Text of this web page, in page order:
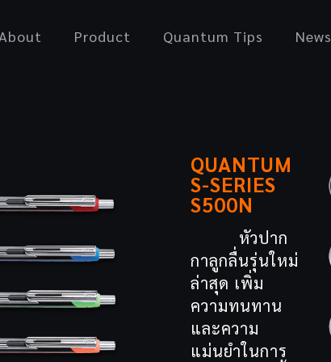
Product Quantum Tips News
QUANTUM
S-SERIES
S500N
หัวปาก
กาลูกลื่นรุ่นใหม่
ล่าสุด เพิ่ม
ความทนทาน
และความ
แม่นยำในการ